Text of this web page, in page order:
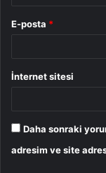
E-posta *
İnternet sitesi
Daha sonraki
adresim ve site